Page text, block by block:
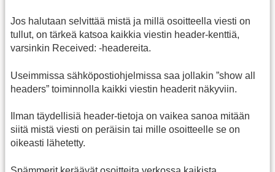
Jos halutaan selvittää mistä ja millä osoitteella viesti on
tullut, on tärkeä katsoa kaikkia viestin header-kenttiä,
varsinkin Received: -headereita.
Useimmissa sähköpostiohjelmissa saa jollakin ”show all
headers” toiminnolla kaikki viestin headerit näkyviin.
Ilman täydellisiä header-tietoja on vaikea sanoa mitään
siitä mistä viesti on peräisin tai mille osoitteelle se on
oikeasti lähetetty.